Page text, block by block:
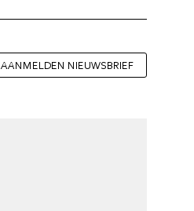
AANMELDEN NIEUWSBRIEF